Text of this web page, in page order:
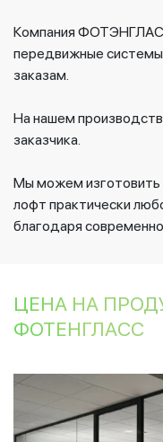
Компания
передвижные системы
заказам.
На нашем
заказчика.
Мы можем изготовить
лофт практически
благодаря
ЦЕНА НА
ФОТЕНГЛАСС